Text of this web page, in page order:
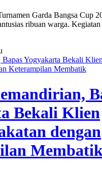
Garda Bangsa Cup
ribuan warga.
Yogyakarta Bekali Klien
Keterampilan Membatik
Bekali Klien
dengan